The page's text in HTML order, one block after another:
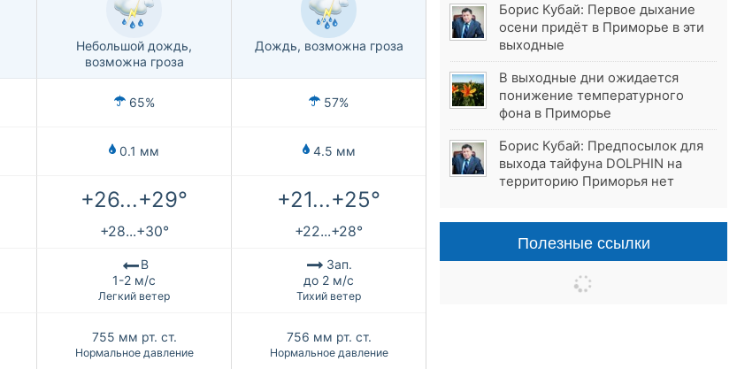
Небольшой дождь,
возможна гроза
Дождь, возможна гроза
65% 57%
0.1 мм 4.5 мм
+26...+29° +21...+25°
+28...+30° +22...+28°
В
1-2 м/с
Легкий ветер
Зап.
до 2 м/с
Тихий ветер
755 мм рт. ст.
Нормальное давление
756 мм рт. ст.
Нормальное давление
Борис Кубай: Первое дыхание
осени придёт в Приморье в эти
выходные
В выходные дни ожидается
понижение температурного
фона в Приморье
Борис Кубай: Предпосылок для
выхода тайфуна DOLPHIN на
территорию Приморья нет
Полезные ссылки